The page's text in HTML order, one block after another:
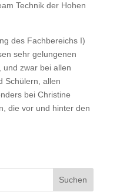
Technik der Hohen
des Fachbereichs I)
sehr gelungenen
und zwar bei allen
Schülern, allen
bei Christine
die vor und hinter den
Suchen